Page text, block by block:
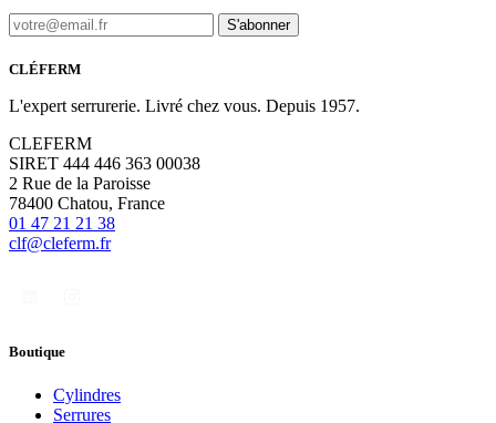
S'abonner
CLÉFERM
L'expert serrurerie. Livré chez vous. Depuis 1957.
CLEFERM
SIRET 444 446 363 00038
2 Rue de la Paroisse
78400 Chatou, France
01 47 21 21 38
clf@cleferm.fr
Boutique
Cylindres
Serrures